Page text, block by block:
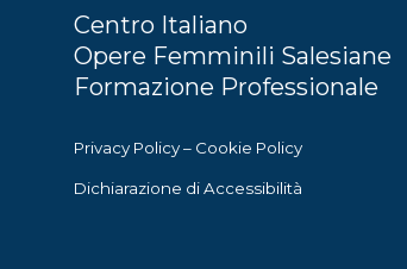
Centro Italiano
Opere Femminili Salesiane
Formazione Professionale
Privacy Policy– Cookie Policy
Dichiarazione di Accessibilità